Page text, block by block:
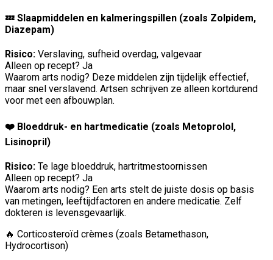
💤 Slaapmiddelen en kalmeringspillen (zoals Zolpidem,
Diazepam)
Risico: Verslaving, sufheid overdag, valgevaar
Alleen op recept? Ja
Waarom arts nodig? Deze middelen zijn tijdelijk effectief,
maar snel verslavend. Artsen schrijven ze alleen kortdurend
voor met een afbouwplan.
❤️ Bloeddruk- en hartmedicatie (zoals Metoprolol,
Lisinopril)
Risico: Te lage bloeddruk, hartritmestoornissen
Alleen op recept? Ja
Waarom arts nodig? Een arts stelt de juiste dosis op basis
van metingen, leeftijdfactoren en andere medicatie. Zelf
dokteren is levensgevaarlijk.
🔥 Corticosteroïd crèmes (zoals Betamethason,
Hydrocortison)